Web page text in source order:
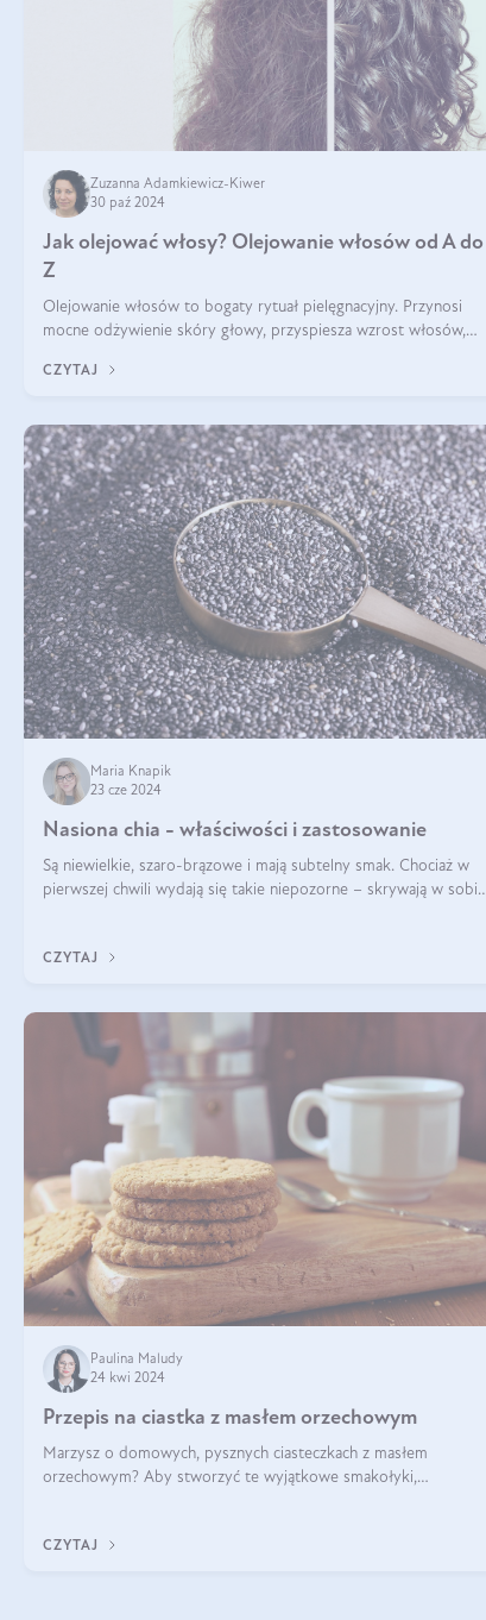
Zuzanna Adamkiewicz-Kiwer
30 paź 2024
Jak olejować włosy? Olejowanie włosów od A do
Z
Olejowanie włosów to bogaty rytuał pielęgnacyjny. Przynosi
mocne odżywienie skóry głowy, przyspiesza wzrost włosów,
wnętrzu włosa. Brzmi ekskl
CZYTAJ
Maria Knapik
23 cze 2024
Nasiona chia - właściwości i zastosowanie
Są niewielkie, szaro-brązowe i mają subtelny smak. Chociaż w
pierwszej chwili wydają się takie niepozorne – skrywają w sobie
CZYTAJ
Paulina Maludy
24 kwi 2024
Przepis na ciastka z masłem orzechowym
Marzysz o domowych, pysznych ciasteczkach z masłem
orzechowym? Aby stworzyć te wyjątkowe smakołyki,
CZYTAJ